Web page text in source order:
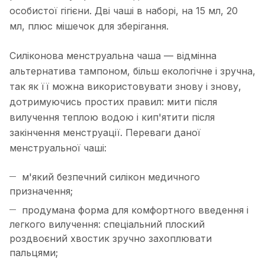
особистої гігієни. Дві чаші в наборі, на 15 мл, 20
мл, плюс мішечок для зберігання.
Силіконова менструальна чаша — відмінна
альтернатива тампоном, більш екологічне і зручна,
так як її можна використовувати знову і знову,
дотримуючись простих правил: мити після
вилучення теплою водою і кип'ятити після
закінчення менструації. Переваги даної
менструальної чаші:
м'який безпечний силікон медичного
призначення;
продумана форма для комфортного введення і
легкого вилучення: спеціальний плоский
роздвоєний хвостик зручно захоплювати
пальцями;